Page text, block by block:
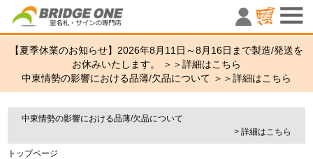
室名札・
【夏季休業のお知らせ】2026年8月11日～8月16日まで製造/発送を
お休みいたします。 ＞＞詳細はこちら
中東情勢の影響における品薄/欠品について ＞＞詳細はこちら
中東情勢の影響における品薄/欠品について
> 詳細はこちら
トップページ